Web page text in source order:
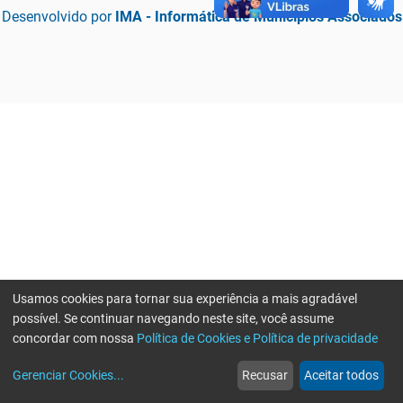
Desenvolvido por IMA - Informática de Municípios Associados
web
Notícias
more_horiz
Mais
Usamos cookies para tornar sua experiência a mais agradável
possível. Se continuar navegando neste site, você assume
concordar com nossa Política de Cookies e Política de privacidade
Gerenciar Cookies... Recusar Aceitar todos
Erro ao enviar informações, por favor tente novamente